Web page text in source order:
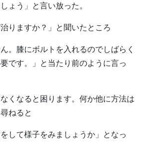
ょう」と言い放った。
りますか？」と聞いたところ
。膝にボルトを入れるのでしばらく
です。」と当たり前のように言っ
なくなると困ります。何か他に方法は
ねると
して様子をみましょうか」となっ